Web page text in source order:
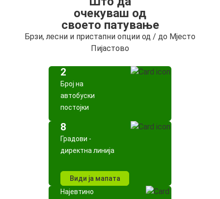
очекуваш од
своето патување
Брзи, лесни и пристапни опции од / до Мјесто
Пијастово
2
Број на
автобуски
постојки
8
Градови -
директна линија
Види ја мапата
Најевтино